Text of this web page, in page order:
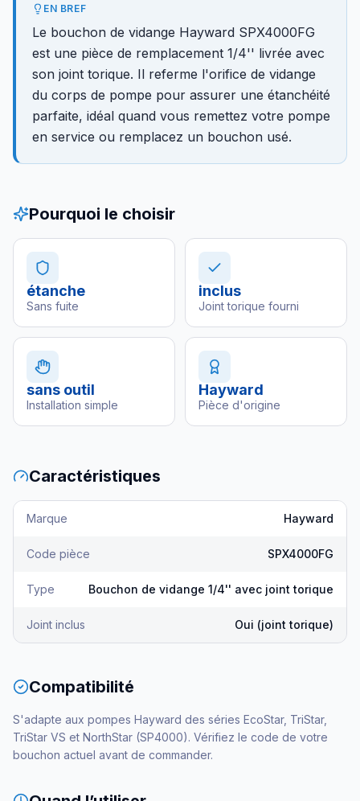
EN BREF
Le bouchon de vidange Hayward SPX4000FG
est une pièce de remplacement 1/4'' livrée avec
son joint torique. Il referme l'orifice de vidange
du corps de pompe pour assurer une étanchéité
parfaite, idéal quand vous remettez votre pompe
en service ou remplacez un bouchon usé.
Pourquoi le choisir
étanche
Sans fuite
inclus
Joint torique fourni
sans outil
Installation simple
Hayward
Pièce d'origine
Caractéristiques
Marque Hayward
Code pièce SPX4000FG
Type Bouchon de vidange 1/4'' avec joint torique
Joint inclus Oui (joint torique)
Compatibilité
S'adapte aux pompes Hayward des séries EcoStar, TriStar,
TriStar VS et NorthStar (SP4000). Vérifiez le code de votre
bouchon actuel avant de commander.